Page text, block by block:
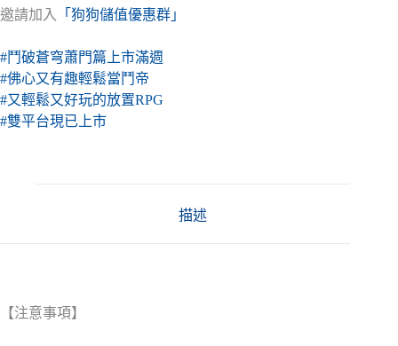
邀請加入 「狗狗儲值優惠群」
#鬥破蒼穹蕭門篇上市滿週
#佛心又有趣輕鬆當鬥帝
#又輕鬆又好玩的放置RPG
#雙平台現已上市
描述
【注意事項】